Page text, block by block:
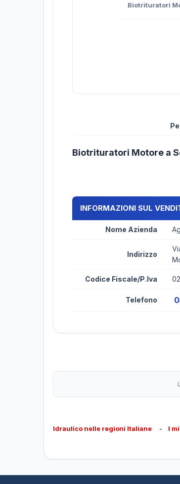
Biotrituratori
Biotrituratori Motore a
INFORMAZIONI SUL
Nome Azienda
Indirizzo
Codice Fiscale/P.Iva
Telefono
Idraulico nelle regioni Italiane - I